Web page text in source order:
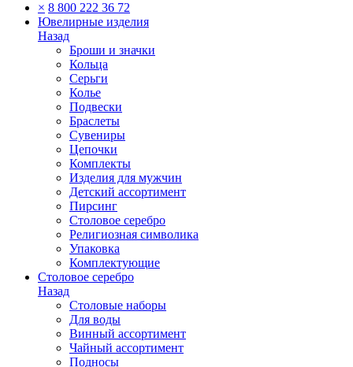
× 8 800 222 36 72
Ювелирные изделия
Назад
Броши и значки
Кольца
Серьги
Колье
Подвески
Браслеты
Сувениры
Цепочки
Комплекты
Изделия для мужчин
Детский ассортимент
Пирсинг
Столовое серебро
Религиозная символика
Упаковка
Комплектующие
Столовое серебро
Назад
Столовые наборы
Для воды
Винный ассортимент
Чайный ассортимент
Подносы